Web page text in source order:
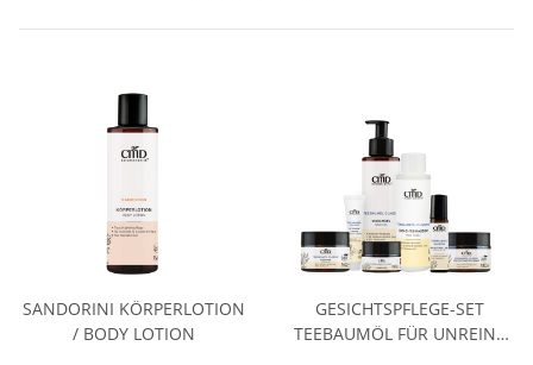
SANDORINI KÖRPERLOTION
/ BODY LOTION
GESICHTSPFLEGE-SET
TEEBAUMÖL FÜR UNREINE